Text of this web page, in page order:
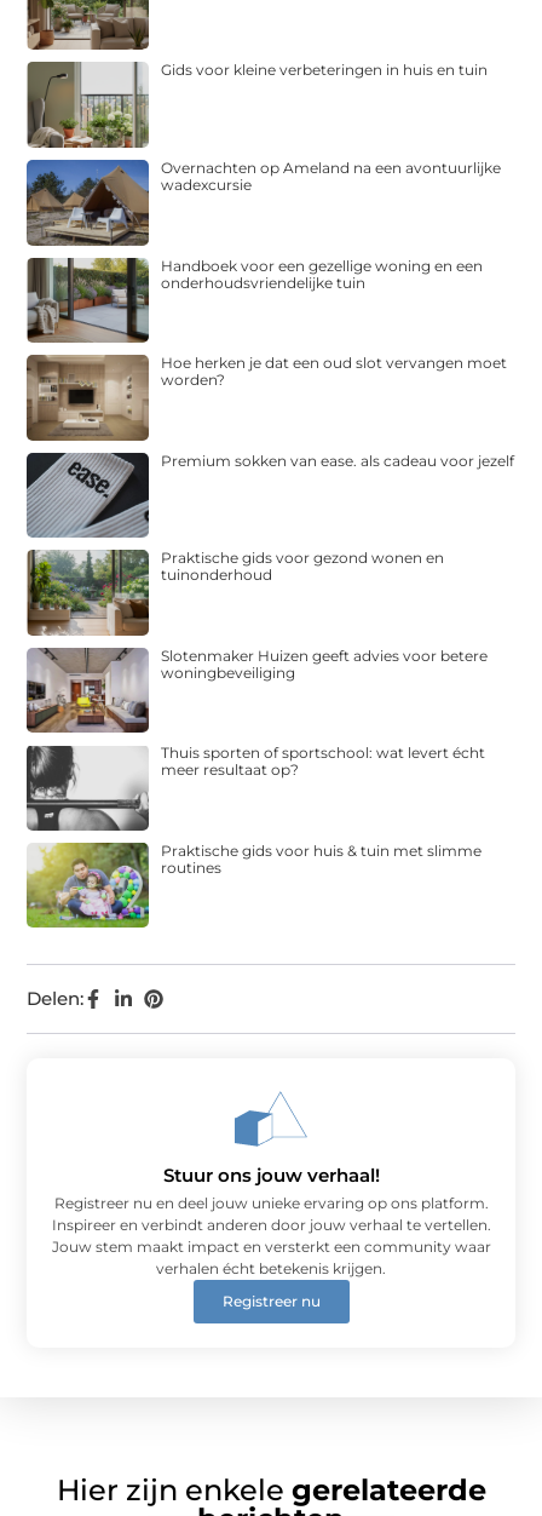
Delen:
Gids voor kleine verbeteringen in huis en tuin
Overnachten op Ameland na een avontuurlijke
wadexcursie
Handboek voor een gezellige woning en een
onderhoudsvriendelijke tuin
Hoe herken je dat een oud slot vervangen moet
worden?
Premium sokken van ease. als cadeau voor jezelf
Praktische gids voor gezond wonen en
tuinonderhoud
Slotenmaker Huizen geeft advies voor betere
woningbeveiliging
Thuis sporten of sportschool: wat levert écht
meer resultaat op?
Praktische gids voor huis & tuin met slimme
routines
Stuur ons jouw verhaal!
Registreer nu en deel jouw unieke ervaring op ons platform.
Inspireer en verbindt anderen door jouw verhaal te vertellen.
Jouw stem maakt impact en versterkt een community waar
verhalen écht betekenis krijgen.
Registreer nu
Hier zijn enkele gerelateerde